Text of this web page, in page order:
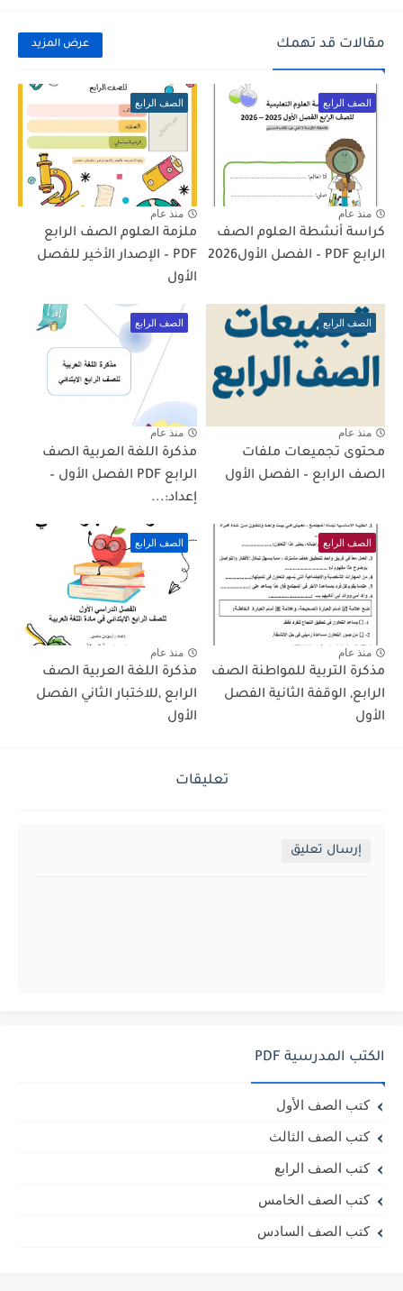
مقالات قد تهمك عرض المزيد
الصف الرابع
منذ عام
كراسة أنشطة العلوم الصف
الرابع PDF – الفصل الأول2026
الصف الرابع
منذ عام
ملزمة العلوم الصف الرابع
PDF – الإصدار الأخير للفصل
الأول
الصف الرابع
منذ عام
محتوى تجميعات ملفات
الصف الرابع – الفصل الأول
الصف الرابع
منذ عام
مذكرة اللغة العربية الصف
الرابع PDF الفصل الأول –
إعداد:...
الصف الرابع
منذ عام
مذكرة التربية للمواطنة الصف
الرابع, الوقفة الثانية الفصل
الأول
الصف الرابع
منذ عام
مذكرة اللغة العربية الصف
الرابع ,للاختبار الثاني الفصل
الأول
تعليقات
إرسال تعليق
الكتب المدرسية PDF
كتب الصف الأول
كتب الصف الثالث
كتب الصف الرابع
كتب الصف الخامس
كتب الصف السادس